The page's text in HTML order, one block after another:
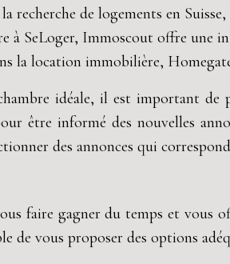
recherche de logements en
à SeLoger, Immoscout offre une
la location immobilière,
idéale, il est important
être informé des nouvelles
des annonces qui
faire gagner du temps et
de vous proposer des options